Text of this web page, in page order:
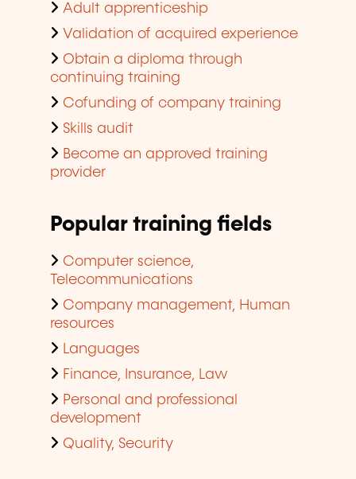
Adult apprenticeship
Validation of acquired experience
Obtain a diploma through
continuing training
Cofunding of company training
Skills audit
Become an approved training
provider
Popular training fields
Computer science,
Telecommunications
Company management, Human
resources
Languages
Finance, Insurance, Law
Personal and professional
development
Quality, Security